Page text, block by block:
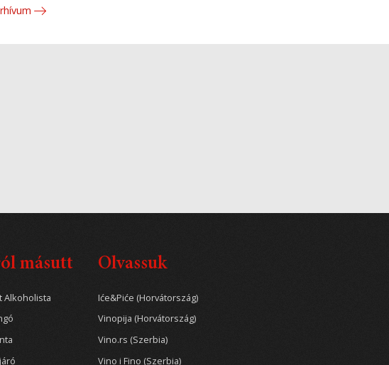
másutt
Alkoholista
Olvassuk
Iće&Piće (Horvátország)
Vinopija (Horvátország)
Vino.rs (Szerbia)
Vino i Fino (Szerbia)